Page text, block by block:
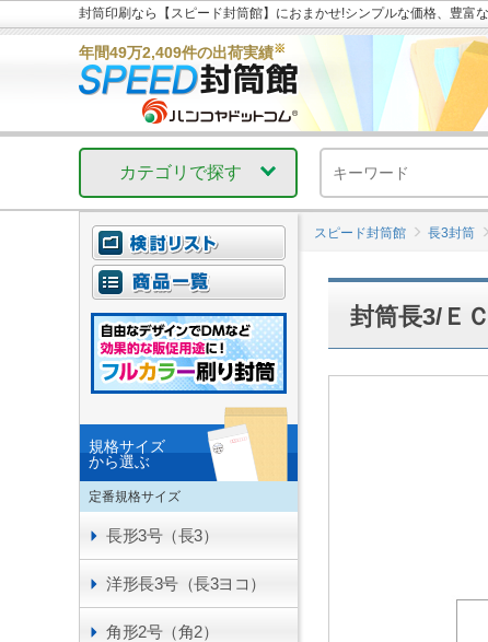
封筒印刷なら【スピード封筒館】におまかせ!シンプルな価格、豊富
年間49万2,409件の出荷実績※
カテゴリで探す
スピード封筒館 長3封筒
封筒長3/Ｅ
規格サイズ
から選ぶ
定番規格サイズ
長形3号（長3）
洋形長3号（長3ヨコ）
角形2号（角2）